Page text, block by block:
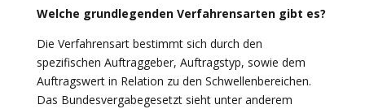
Welche grundlegenden Verfahrensarten gibt es?
Die Verfahrensart bestimmt sich durch den
spezifischen Auftraggeber, Auftragstyp, sowie dem
Auftragswert in Relation zu den Schwellenbereichen.
Das Bundesvergabegesetzt sieht unter anderem